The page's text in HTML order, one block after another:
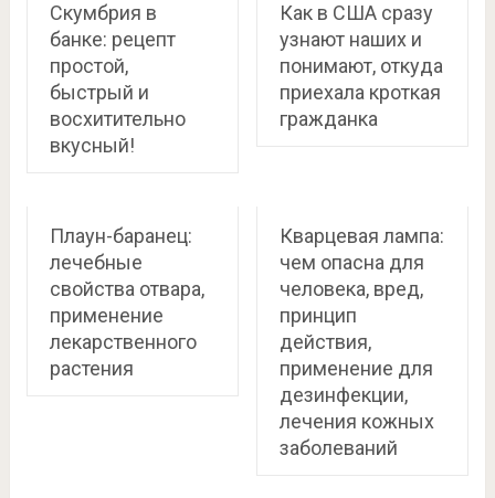
Скумбрия в
банке: рецепт
простой,
быстрый и
восхитительно
вкусный!
Как в США сразу
узнают наших и
понимают, откуда
приехала кроткая
гражданка
Плаун-баранец:
лечебные
свойства отвара,
применение
лекарственного
растения
Кварцевая лампа:
чем опасна для
человека, вред,
принцип
действия,
применение для
дезинфекции,
лечения кожных
заболеваний